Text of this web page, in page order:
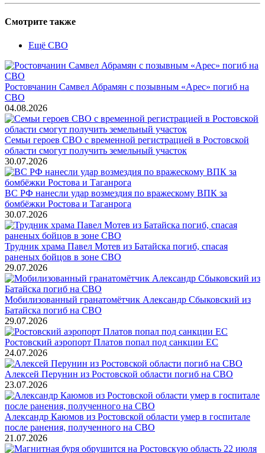
Смотрите также
Ещё СВО
Ростовчанин Самвел Абрамян с позывным «Арес» погиб на
СВО
04.08.2026
Семьи героев СВО с временной регистрацией в Ростовской
области смогут получить земельный участок
30.07.2026
ВС РФ нанесли удар возмездия по вражескому ВПК за
бомбёжки Ростова и Таганрога
30.07.2026
Трудник храма Павел Мотев из Батайска погиб, спасая
раненых бойцов в зоне СВО
29.07.2026
Мобилизованный гранатомётчик Александр Сбыковский из
Батайска погиб на СВО
29.07.2026
Ростовский аэропорт Платов попал под санкции ЕС
24.07.2026
Алексей Перунин из Ростовской области погиб на СВО
23.07.2026
Александр Каюмов из Ростовской области умер в госпитале
после ранения, полученного на СВО
21.07.2026